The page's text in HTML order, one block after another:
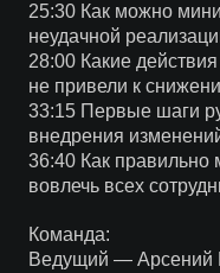
25:30 Как можно
неудачной
28:00 Какие
не привели к
33:15 Первые шаги
внедрения
36:40 Как правильно
вовлечь всех
Команда:
Ведущий — Арсений